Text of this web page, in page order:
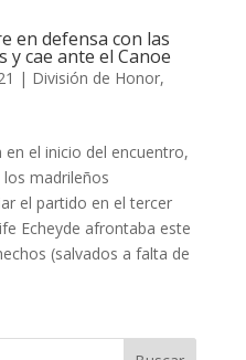
en defensa con las
cae ante el Canoe
| División de Honor,
el inicio del encuentro,
madrileños
el partido en el tercer
Echeyde afrontaba este
(salvados a falta de